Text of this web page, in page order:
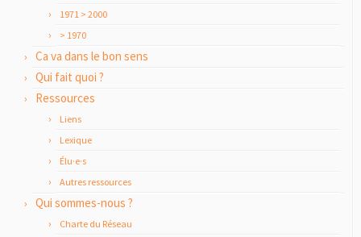
1971 > 2000
> 1970
Ca va dans le bon sens
Qui fait quoi ?
Ressources
Liens
Lexique
Élu·e·s
Autres ressources
Qui sommes-nous ?
Charte du Réseau